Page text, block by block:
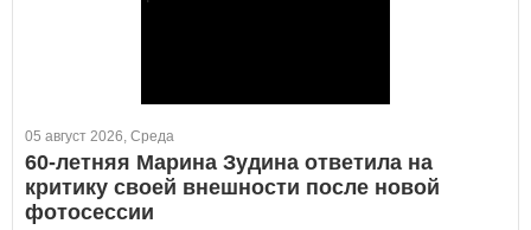
05 август 2026, Среда
60-летняя Марина Зудина ответила на
критику своей внешности после новой
фотосессии